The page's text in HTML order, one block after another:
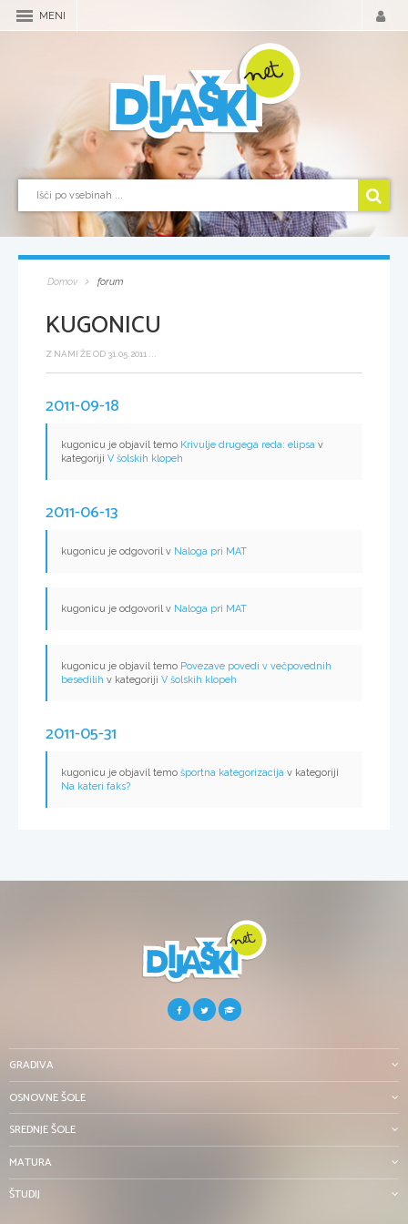
MENI
Domov forum
KUGONICU
Z NAMI ŽE OD 31.05.2011 ...
2011-09-18
kugonicu je objavil temo Krivulje drugega reda: elipsa v
kategoriji V šolskih klopeh
2011-06-13
kugonicu je odgovoril v Naloga pri MAT
kugonicu je odgovoril v Naloga pri MAT
kugonicu je objavil temo Povezave povedi v večpovednih
besedilih v kategoriji V šolskih klopeh
2011-05-31
kugonicu je objavil temo športna kategorizacija v kategoriji
Na kateri faks?
GRADIVA
OSNOVNE ŠOLE
SREDNJE ŠOLE
MATURA
ŠTUDIJ